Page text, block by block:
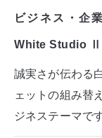
ビジネス・企
White Studio Ⅱ
誠実さが伝わる
ェットの組み替
ジネステーマで